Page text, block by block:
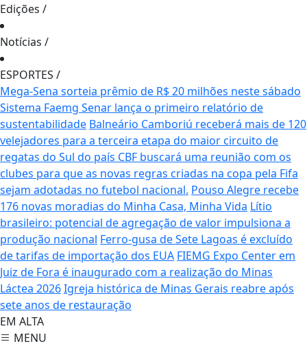
Edições /
Notícias /
ESPORTES /
Mega-Sena sorteia prêmio de R$ 20 milhões neste sábado
Sistema Faemg Senar lança o primeiro relatório de
sustentabilidade Balneário Camboriú receberá mais de 120
velejadores para a terceira etapa do maior circuito de
regatas do Sul do país CBF buscará uma reunião com os
clubes para que as novas regras criadas na copa pela Fifa
sejam adotadas no futebol nacional. Pouso Alegre recebe
176 novas moradias do Minha Casa, Minha Vida Lítio
brasileiro: potencial de agregação de valor impulsiona a
produção nacional Ferro-gusa de Sete Lagoas é excluído
de tarifas de importação dos EUA FIEMG Expo Center em
Juiz de Fora é inaugurado com a realização do Minas
Láctea 2026Igreja histórica de Minas Gerais reabre após
sete anos de restauração
EM ALTA
MENU